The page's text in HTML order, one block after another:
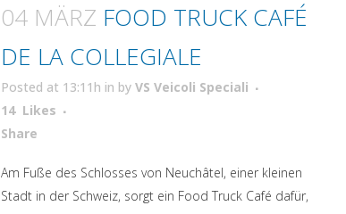
04 MÄRZ FOOD TRUCK CAFÉ
DE LA COLLEGIALE
Posted at 13:11h in by VS Veicoli Speciali
14 Likes
ShareAttiva comando
Am Fuße des Schlosses von Neuchâtel, einer kleinen
Stadt in der Schweiz, sorgt ein Food Truck Café dafür,